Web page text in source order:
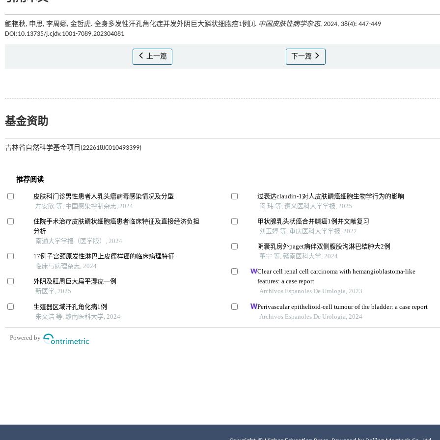
鲍艳秋, 申思, 李周娜, 金哲虎. 全身多发性汗孔角化症并发外阴巨大鳞状细胞癌1例[J]. 中国皮肤性病学杂志, 2024, 38(4): 447-449
DOI:10.13735/j.cjdv.1001-7089.202304081
上一篇 下一篇
基金资助
吉林省自然科学基金项目(222618JC010493399)